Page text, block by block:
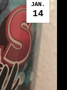
JAN.
14